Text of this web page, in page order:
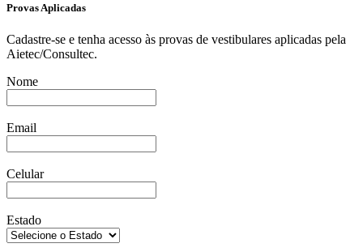
Provas Aplicadas
Cadastre-se e tenha acesso às provas de vestibulares aplicadas pela
Aietec/Consultec.
Nome
Email
Celular
Estado